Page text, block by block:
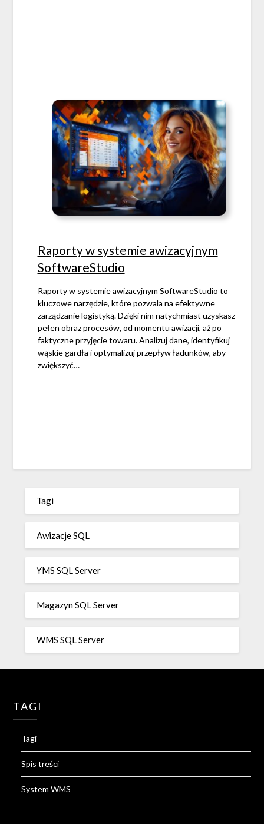
Raporty w systemie awizacyjnym
SoftwareStudio
Raporty w systemie awizacyjnym SoftwareStudio to
kluczowe narzędzie, które pozwala na efektywne
zarządzanie logistyką. Dzięki nim natychmiast uzyskasz
pełen obraz procesów, od momentu awizacji, aż po
faktyczne przyjęcie towaru. Analizuj dane, identyfikuj
wąskie gardła i optymalizuj przepływ ładunków, aby
zwiększyć…
Tagi
Awizacje SQL
YMS SQL Server
Magazyn SQL Server
WMS SQL Server
TAGI
Tagi
Spis treści
System WMS